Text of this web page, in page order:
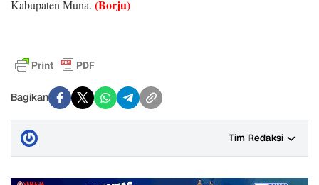
Kabupaten Muna. (Borju)
Bagikan
Tim Redaksi